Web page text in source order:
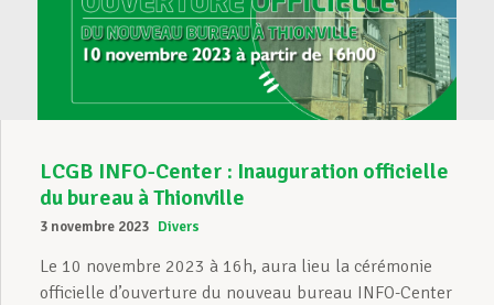
LCGB INFO-Center : Inauguration officielle
du bureau à Thionville
3 novembre 2023 Divers
Le 10 novembre 2023 à 16h, aura lieu la cérémonie
officielle d’ouverture du nouveau bureau INFO-Center